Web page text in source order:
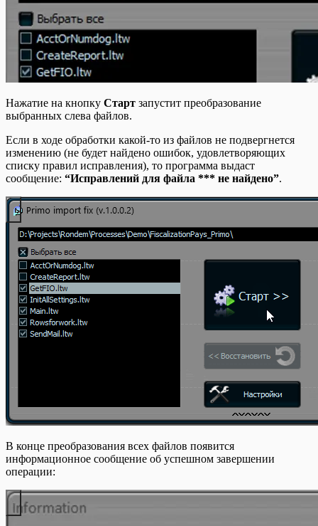
Нажатие на кнопку Старт запустит преобразование
выбранных слева файлов.
Если в ходе обработки какой-то из файлов не подвергнется
изменению (не будет найдено ошибок, удовлетворяющих
списку правил исправления), то программа выдаст
сообщение: “Исправлений для файла *** не найдено”.
В конце преобразования всех файлов появится
информационное сообщение об успешном завершении
операции: